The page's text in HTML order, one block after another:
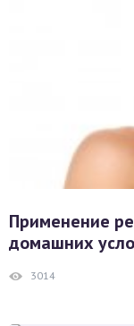
Применение
домашних
3014